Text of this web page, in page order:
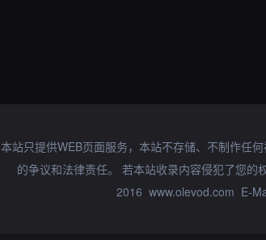
本站只提供WEB页面服务，本站不存储、不制作任
的争议和法律责任。 若本站收录内容侵犯了您
2016 www.olevod.com E-